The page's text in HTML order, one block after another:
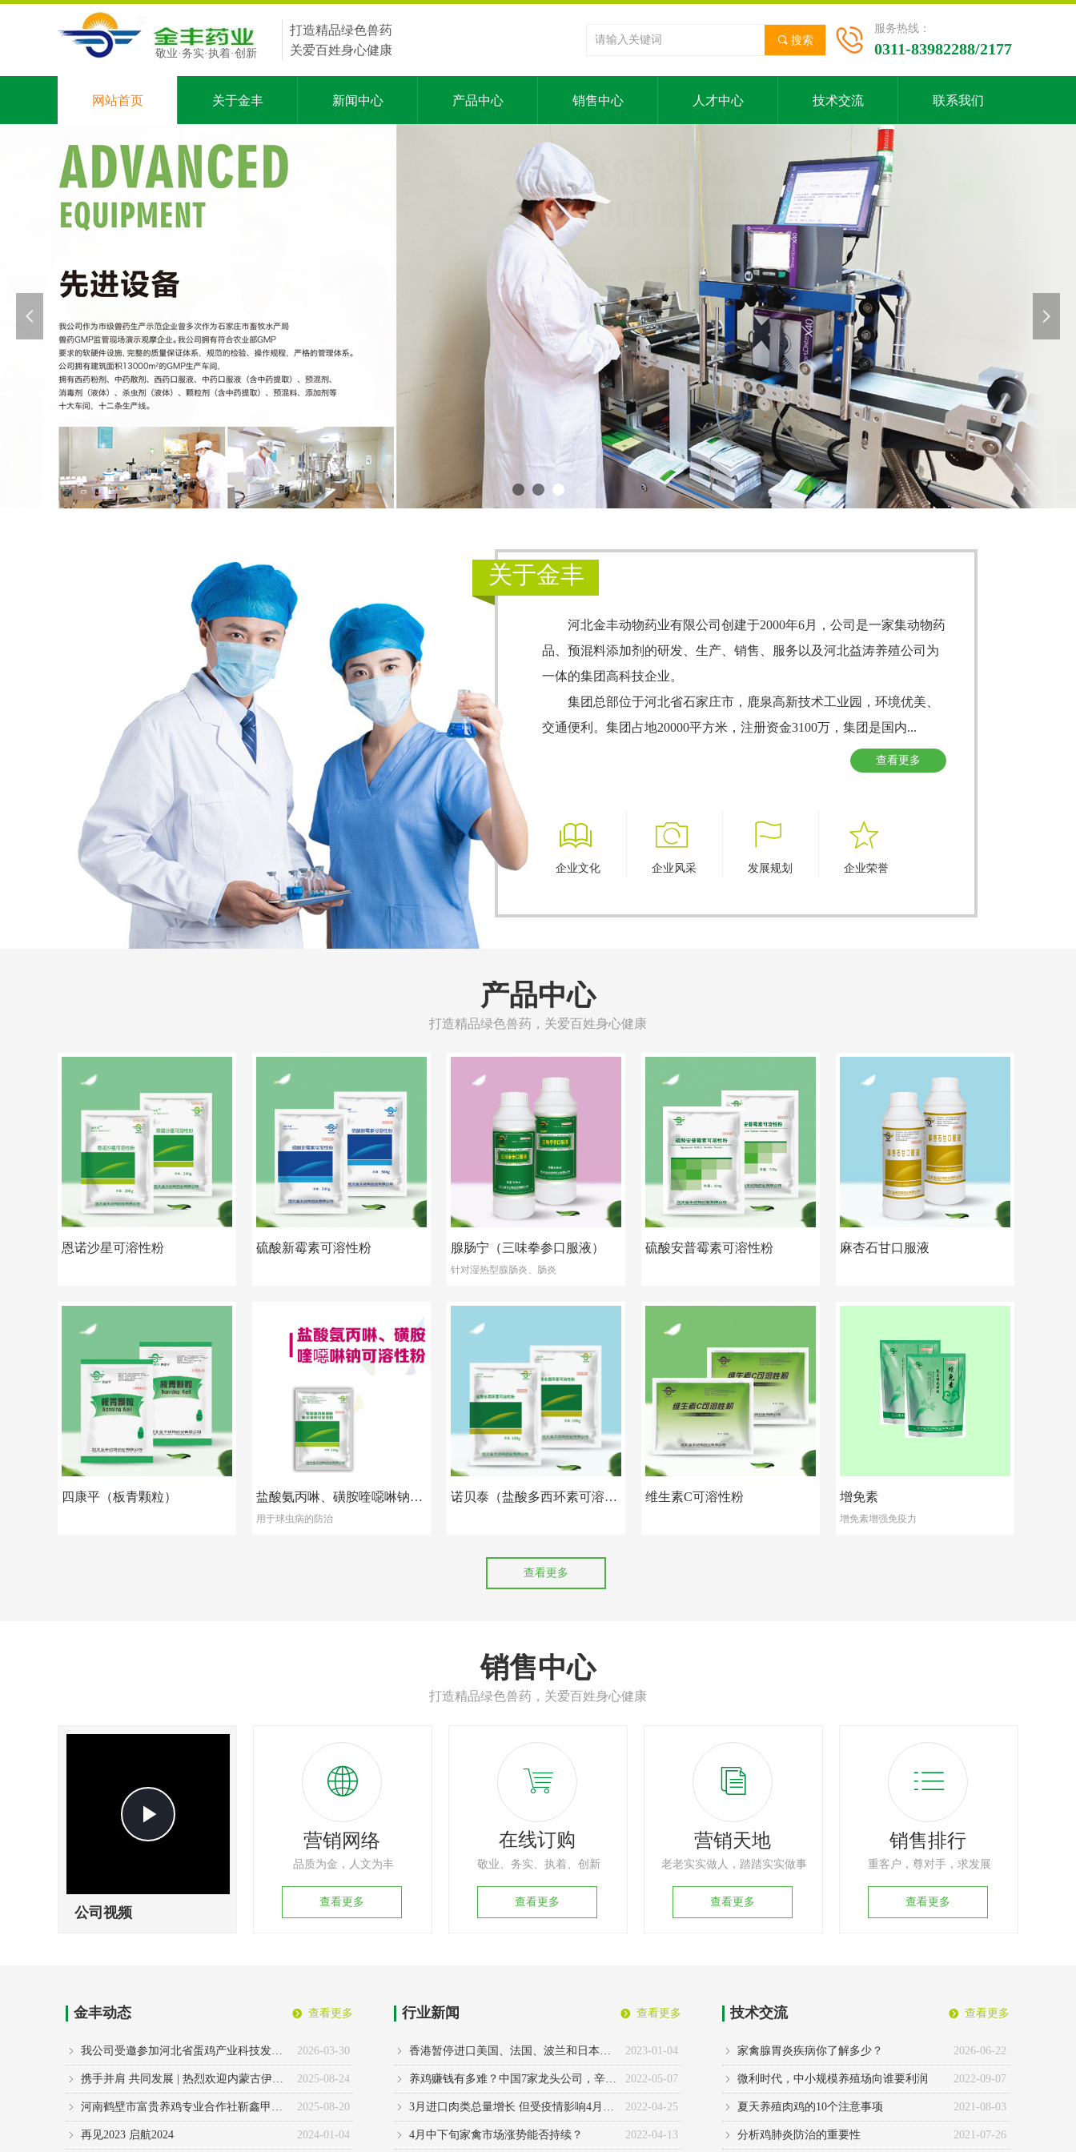
网站首页 关于金丰 新闻中心 产品中心 销售中心 人才中心 技术交流 联系我们
敬业·务实·执着·创新
打造精品绿色兽药
关爱百姓身心健康
服务热线：
0311-83982288/2177
끠 搜索
关于金丰
查看更多
河北金丰动物药业有限公司创建于2000年6月，公司是一家集动物药
品、预混料添加剂的研发、生产、销售、服务以及河北益涛养殖公司为
一体的集团高科技企业。
集团总部位于河北省石家庄市，鹿泉高新技术工业园，环境优美、
交通便利。集团占地20000平方米，注册资金3100万，集团是国内...
ꁡ
企业文化
ꄒ
企业风采
ꄡ
发展规划
ꄃ
企业荣誉
产品中心
打造精品绿色兽药，关爱百姓身心健康
恩诺沙星可溶性粉 硫酸新霉素可溶性粉 腺肠宁（三味拳参口服液）
针对湿热型腺肠炎、肠炎
硫酸安普霉素可溶性粉 麻杏石甘口服液
四康平（板青颗粒） 盐酸氨丙啉、磺胺喹噁啉钠可
溶性粉
用于球虫病的防治
诺贝泰（盐酸多西环素可溶性 维生素C可溶性粉 增免素
增免素增强免疫力
查看更多
넳 넲
销售中心
打造精品绿色兽药，关爱百姓身心健康
Play
公司视频
查看更多
品质为金，人文为丰
ꄓ
营销网络
ꂇ
销售排行
查看更多
重客户，尊对手，求发展
ꀢ
老老实实做人 ，踏踏实实做事
查看更多
营销天地
查看更多
敬业、务实、执着、创新
在线订购
ꁈ
金丰动态 뀹 查看更多
2026-03-30
ꁇ 我公司受邀参加河北省蛋鸡产业科技发展大会
2025-08-24
ꁇ 携手并肩 共同发展 | 热烈欢迎内蒙古伊克赛兽药有限公司斯总一行莅临我公司
2025-08-20
ꁇ 河南鹤壁市富贵养鸡专业合作社靳鑫甲总经理一行莅临金丰药业
2024-01-04
ꁇ 再见2023 启航2024
行业新闻 뀹 查看更多
2023-01-04
ꁇ 香港暂停进口美国、法国、波兰和日本部分地区禽肉及禽类产品
2022-05-07
ꁇ 养鸡赚钱有多难？中国7家龙头公司，辛苦一年净赚不到9亿元
2022-04-25
ꁇ 3月进口肉类总量增长 但受疫情影响4月通关时间延长
2022-04-13
ꁇ 4月中下旬家禽市场涨势能否持续？
技术交流 뀹 查看更多
2026-06-22
ꁇ 家禽腺胃炎疾病你了解多少？
2022-09-07
ꁇ 微利时代，中小规模养殖场向谁要利润
2021-08-03
ꁇ 夏天养殖肉鸡的10个注意事项
2021-07-26
ꁇ 分析鸡肺炎防治的重要性